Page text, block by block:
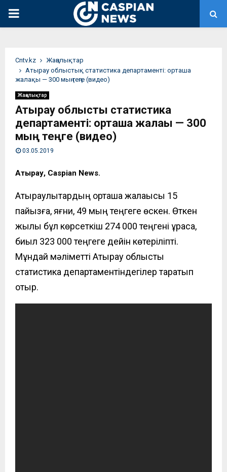
PRIMARY
Сntv.kz
Жаңалықтар
Атырау облыстық статистика департаменті: орташа
жалақы — 300 мың теңге (видео)
Жаңалықтар
Атырау облыстық статистика
департаменті: орташа жалақы — 300
мың теңге (видео)
03.05.2019
Атырау, Caspian News.
Атыраулықтардың орташа жалақысы 15
пайызға, яғни, 49 мың теңгеге өскен. Өткен
жылы бұл көрсеткіш 274 000 теңгені құраса,
биыл 323 000 теңгеге дейін көтеріліпті.
Мұндай мәліметті Атырау облыстық
статистика департаментіндегілер таратып
отыр.